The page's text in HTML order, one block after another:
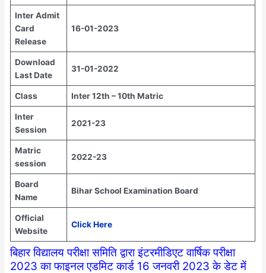
Inter Admit
Card
Release
16-01-2023
Download
Last Date
31-01-2022
Class Inter 12th – 10th Matric
Inter
Session
2021-23
Matric
session
2022-23
Board
Name
Bihar School Examination Board
Official
Website
Click Here
बिहार विद्यालय परीक्षा समिति द्वारा इंटरमीडिएट वार्षिक परीक्षा
2023 का फाइनल एडमिट कार्ड 16 जनवरी 2023 के डेट में